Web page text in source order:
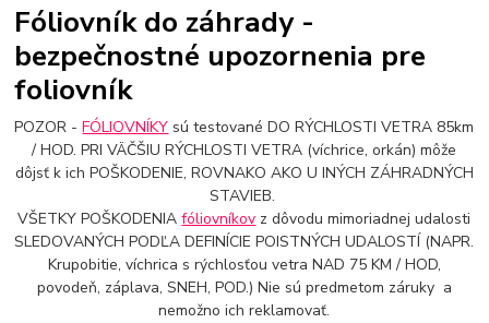
Fóliovník do záhrady -
bezpečnostné upozornenia pre
foliovník
POZOR -FÓLIOVNÍKY sú testované DO RÝCHLOSTI VETRA 85km
/ HOD. PRI VÄČŠIU RÝCHLOSTI VETRA (víchrice, orkán) môže
dôjsť k ich POŠKODENIE, ROVNAKO AKO U INÝCH ZÁHRADNÝCH
STAVIEB.
VŠETKY POŠKODENIAfóliovníkov z dôvodu mimoriadnej udalosti
SLEDOVANÝCH PODĽA DEFINÍCIE POISTNÝCH UDALOSTÍ (NAPR.
Krupobitie, víchrica s rýchlosťou vetra NAD 75 KM / HOD,
povodeň, záplava, SNEH, POD.) Nie sú predmetom záruky a
nemožno ich reklamovať.